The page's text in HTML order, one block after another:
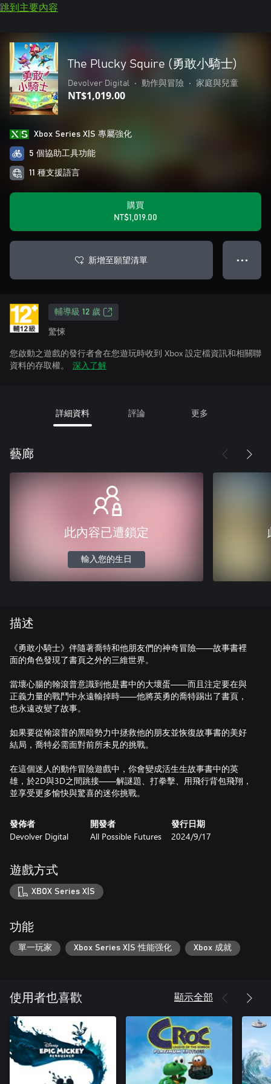
跳到主要內容
The Plucky Squire (勇敢小騎士)
Devolver Digital • 動作與冒險 • 家庭與兒童
NT$1,019.00
Xbox Series X|S 專屬強化
5 個協助工具功能
11 種支援語言
購買
NT$1,019.00
新增至願望清單 ● ● ●
輔導級 12 歲
驚悚
您啟動之遊戲的發行者會在您遊玩時收到 Xbox 設定檔資訊和相關聯
資料的存取權。
深入了解
詳細資料 評論 更多
藝廊
此內容已遭鎖定
輸入您的生日
描述
《勇敢小騎士》伴隨著喬特和他朋友們的神奇冒險——故事書裡
面的角色發現了書頁之外的三維世界。
當壞心腸的翰滾普意識到他是書中的大壞蛋——而且注定要在與
正義力量的戰鬥中永遠輸掉時——他將英勇的喬特踢出了書頁，
也永遠改變了故事。
如果要從翰滾普的黑暗勢力中拯救他的朋友並恢復故事書的美好
結局，喬特必需面對前所未見的挑戰。
在這個迷人的動作冒險遊戲中，你會變成活生生故事書中的英
雄，於2D與3D之間跳接——解謎題、打拳擊、用飛行背包飛翔，
並享受更多愉快與驚喜的迷你挑戰。
發佈者
Devolver Digital
開發者
All Possible Futures
發行日期
2024/9/17
遊戲方式
XBOX Series X|S
功能
單一玩家 Xbox Series X|S 性能强化 Xbox 成就
使用者也喜歡 顯示全部